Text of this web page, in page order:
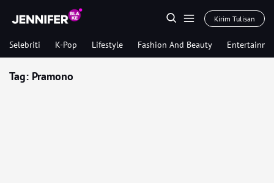
Kirim Tulisan
Selebriti K-Pop Lifestyle Fashion And Beauty
Tag: Pramono